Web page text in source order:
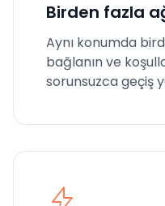
Birden fazla
Aynı konumda
bağlanın ve
sorunsuzca geçiş